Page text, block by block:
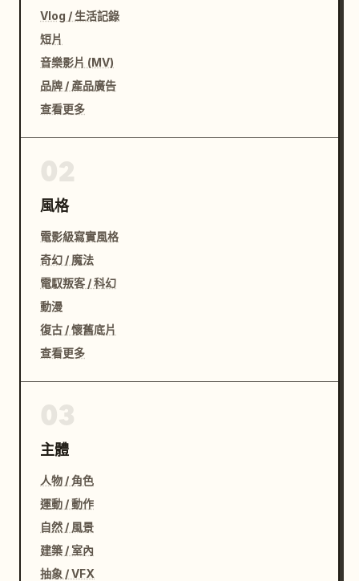
Vlog / 生活記錄
短片
音樂影片 (MV)
品牌 / 產品廣告
查看更多
風格
電影級寫實風格
奇幻 / 魔法
電馭叛客 / 科幻
動漫
復古 / 懷舊底片
查看更多
主體
人物 / 角色
運動 / 動作
自然 / 風景
建築 / 室內
抽象 / VFX